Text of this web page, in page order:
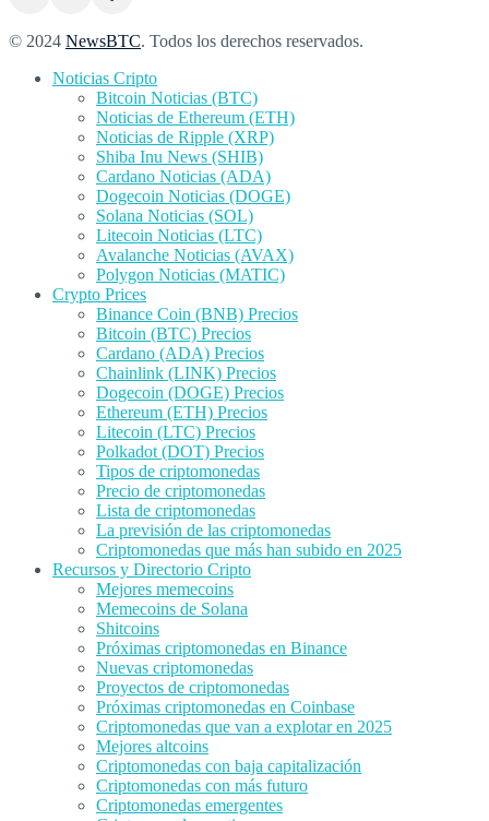
© 2024 NewsBTC. Todos los derechos reservados.
Noticias Cripto
Bitcoin Noticias (BTC)
Noticias de Ethereum (ETH)
Noticias de Ripple (XRP)
Shiba Inu News (SHIB)
Cardano Noticias (ADA)
Dogecoin Noticias (DOGE)
Solana Noticias (SOL)
Litecoin Noticias (LTC)
Avalanche Noticias (AVAX)
Polygon Noticias (MATIC)
Crypto Prices
Binance Coin (BNB) Precios
Bitcoin (BTC) Precios
Cardano (ADA) Precios
Chainlink (LINK) Precios
Dogecoin (DOGE) Precios
Ethereum (ETH) Precios
Litecoin (LTC) Precios
Polkadot (DOT) Precios
Tipos de criptomonedas
Precio de criptomonedas
Lista de criptomonedas
La previsión de las criptomonedas
Criptomonedas que más han subido en 2025
Recursos y Directorio Cripto
Mejores memecoins
Memecoins de Solana
Shitcoins
Próximas criptomonedas en Binance
Nuevas criptomonedas
Proyectos de criptomonedas
Próximas criptomonedas en Coinbase
Criptomonedas que van a explotar en 2025
Mejores altcoins
Criptomonedas con baja capitalización
Criptomonedas con más futuro
Criptomonedas emergentes